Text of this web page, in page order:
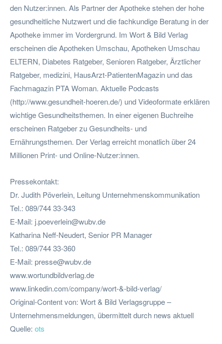
den Nutzer:innen. Als Partner der Apotheke stehen der hohe
gesundheitliche Nutzwert und die fachkundige Beratung in der
Apotheke immer im Vordergrund. Im Wort & Bild Verlag
erscheinen die Apotheken Umschau, Apotheken Umschau
ELTERN, Diabetes Ratgeber, Senioren Ratgeber, Ärztlicher
Ratgeber, medizini, HausArzt-PatientenMagazin und das
Fachmagazin PTA Woman. Aktuelle Podcasts
(http://www.gesundheit-hoeren.de/) und Videoformate erklären
wichtige Gesundheitsthemen. In einer eigenen Buchreihe
erscheinen Ratgeber zu Gesundheits- und
Ernährungsthemen. Der Verlag erreicht monatlich über 24
Millionen Print- und Online-Nutzer:innen.
Pressekontakt:
Dr. Judith Pöverlein, Leitung Unternehmenskommunikation
Tel.: 089/744 33-343
E-Mail: j.poeverlein@wubv.de
Katharina Neff-Neudert, Senior PR Manager
Tel.: 089/744 33-360
E-Mail: presse@wubv.de
www.wortundbildverlag.de
www.linkedin.com/company/wort-&-bild-verlag/
Original-Content von: Wort & Bild Verlagsgruppe –
Unternehmensmeldungen, übermittelt durch news aktuell
Quelle: ots